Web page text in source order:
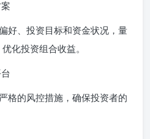
好、投资目标和资金状况，量
化投资组合收益。
格的风控措施，确保投资者的